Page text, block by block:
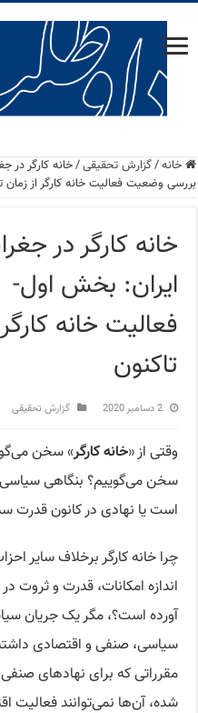
خانه/گزارش تحقیقی/خانه کارگر در
بررسی وضعیت فعالیت خانه کارگر از زمان
خانه کارگر در
ایران: بخش
فعالیت خانه
تاکنون
2 دسامبر 2020 گزارش تحقیقی
وقتی از «خانه کارگر» سخن
سخن می‌گوییم؟ بنگاهی
است یا نهادی در کانون قدرت
چرا خانه کارگر برخلاف سایر
اندازه امکانات، قدرت و ثروت
آورده است؟، مگر یک جریان
سیاسی، صنفی و اقتصادی
مقرراتی که برای نهادهای
شده، آن‌ها نمی‌توانند فعالیت